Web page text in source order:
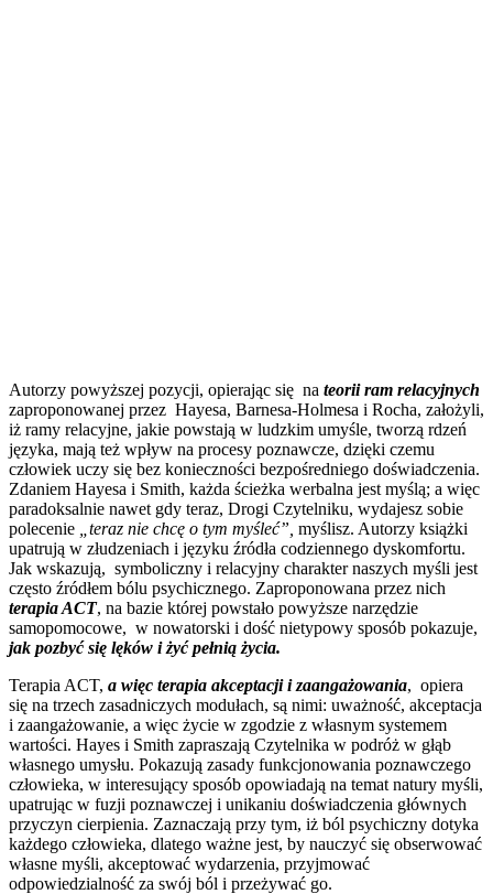
Autorzy powyższej pozycji, opierając się na teorii ram relacyjnych
zaproponowanej przez Hayesa, Barnesa-Holmesa i Rocha, założyli,
iż ramy relacyjne, jakie powstają w ludzkim umyśle, tworzą rdzeń
języka, mają też wpływ na procesy poznawcze, dzięki czemu
człowiek uczy się bez konieczności bezpośredniego doświadczenia.
Zdaniem Hayesa i Smith, każda ścieżka werbalna jest myślą; a więc
paradoksalnie nawet gdy teraz, Drogi Czytelniku, wydajesz sobie
polecenie
„teraz nie chcę o tym myśleć”, myślisz. Autorzy książki
upatrują w złudzeniach i języku źródła codziennego dyskomfortu.
Jak wskazują, symboliczny i relacyjny charakter naszych myśli jest
często źródłem bólu psychicznego. Zaproponowana przez nich
terapia ACT, na bazie której powstało powyższe narzędzie
samopomocowe, w nowatorski i dość nietypowy sposób pokazuje,
jak pozbyć się lęków i żyć pełnią życia.
Terapia ACT, a więc terapia akceptacji i zaangażowania, opiera
się na trzech zasadniczych modułach, są nimi: uważność, akceptacja
i zaangażowanie, a więc życie w zgodzie z własnym systemem
wartości. Hayes i Smith zapraszają Czytelnika w podróż w głąb
własnego umysłu. Pokazują zasady funkcjonowania poznawczego
człowieka, w interesujący sposób opowiadają na temat natury myśli,
upatrując w fuzji poznawczej i unikaniu doświadczenia głównych
przyczyn cierpienia. Zaznaczają przy tym, iż ból psychiczny dotyka
każdego człowieka, dlatego ważne jest, by nauczyć się obserwować
własne myśli, akceptować wydarzenia, przyjmować
odpowiedzialność za swój ból i przeżywać go.